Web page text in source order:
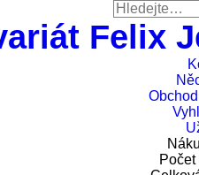
Felix